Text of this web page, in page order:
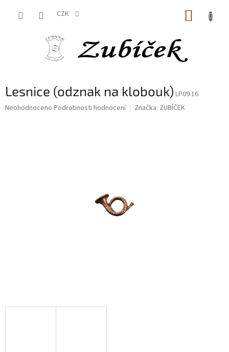
CZK
Lesnice (odznak na klobouk) LP09.16
Průměrné
Neohodnoceno Podrobnosti hodnocení Značka: ZUBÍČEK